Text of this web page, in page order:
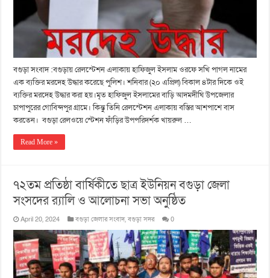
বগুড়া সংবাদ :বগুড়ায় রেলস্টেশন এলাকায় হাফিজুল ইসলাম ওরফে সখি পাগল নামের
এক ব্যক্তির মরদেহ উদ্ধার করেছে পুলিশ। শনিবার (২০ এপ্রিল) বিকাল ৪টার দিকে ওই
ব্যক্তির মরদেহ উদ্ধার করা হয়।মৃত হাফিজুল ইসলামের বাড়ি আদমদীঘি উপজেলার
চাপাপুরের গোবিন্দপুর গ্রামে। কিন্তু তিনি রেলস্টেশন এলাকায় বস্তির আশপাশে বাস
করতেন। বগুড়া রেলওয়ে স্টেশন ফাঁড়ির উপপরিদর্শক খায়রুল …
Read More »
৭২তম প্রতিষ্ঠা বার্ষিকীতে ছাত্র ইউনিয়ন বগুড়া জেলা
সংসদের র‍্যালি ও আলোচনা সভা অনুষ্ঠিত
April 20, 2024 বগুড়া জেলার সংবাদ,বগুড়া সদর 0